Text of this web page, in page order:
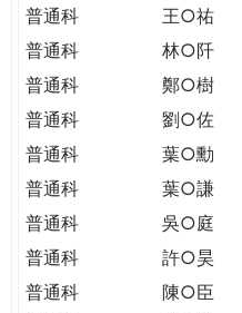
PUTTING
YOU
THE
PATH
CITIZENSHIP
普通科
王○祐
普通科
林○阡
普通科
鄭○樹
普通科
劉○佐
普通科
葉○勳
普通科
葉○謙
普通科
吳○庭
普通科
許○昊
普通科
陳○臣